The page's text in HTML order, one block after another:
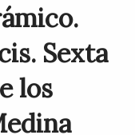
Sexta
los